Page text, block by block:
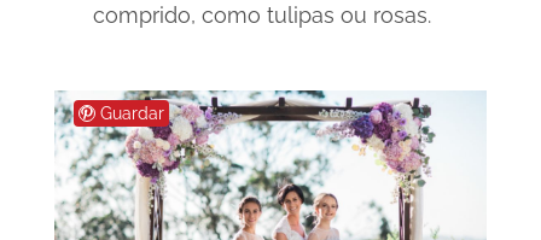
comprido, como tulipas ou rosas.
Guardar